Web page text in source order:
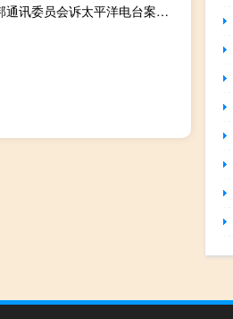
联邦通讯委员会诉太平洋电台案(关于联邦通讯委员会诉太平洋电台案简述)